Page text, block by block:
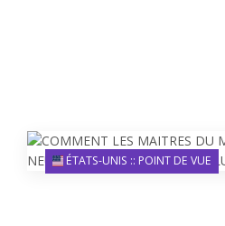
ÉTATS-UNIS :: POINT DE VUE